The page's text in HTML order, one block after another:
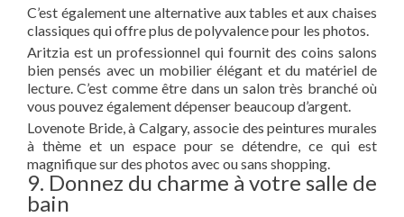
C’est également une alternative aux tables et aux chaises
classiques qui offre plus de polyvalence pour les photos.
Aritzia est un professionnel qui fournit des coins salons
bien pensés avec un mobilier élégant et du matériel de
lecture. C’est comme être dans un salon très branché où
vous pouvez également dépenser beaucoup d’argent.
Lovenote Bride, à Calgary, associe des peintures murales
à thème et un espace pour se détendre, ce qui est
magnifique sur des photos avec ou sans shopping.
9. Donnez du charme à votre salle de
bain